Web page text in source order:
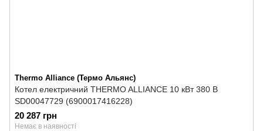
Thermo Alliance (Термо Альянс)
Котел електричний THERMO ALLIANCE 10 кВт 380 В
SD00047729 (6900017416228)
20 287 грн
Немає в наявності